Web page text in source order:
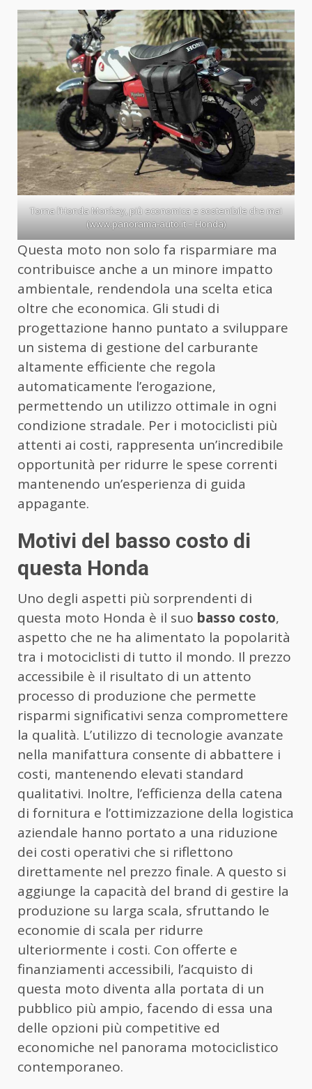
Torna l’Honda Monkey, più economica e sostenibile che mai
(www.panorama-auto.it – Honda)
Questa moto non solo fa risparmiare ma
contribuisce anche a un minore impatto
ambientale, rendendola una scelta etica
oltre che economica. Gli studi di
progettazione hanno puntato a sviluppare
un sistema di gestione del carburante
altamente efficiente che regola
automaticamente l’erogazione,
permettendo un utilizzo ottimale in ogni
condizione stradale. Per i motociclisti più
attenti ai costi, rappresenta un’incredibile
opportunità per ridurre le spese correnti
mantenendo un’esperienza di guida
appagante.
Motivi del basso costo di
questa Honda
Uno degli aspetti più sorprendenti di
questa moto Honda è il suo basso costo,
aspetto che ne ha alimentato la popolarità
tra i motociclisti di tutto il mondo. Il prezzo
accessibile è il risultato di un attento
processo di produzione che permette
risparmi significativi senza compromettere
la qualità. L’utilizzo di tecnologie avanzate
nella manifattura consente di abbattere i
costi, mantenendo elevati standard
qualitativi. Inoltre, l’efficienza della catena
di fornitura e l’ottimizzazione della logistica
aziendale hanno portato a una riduzione
dei costi operativi che si riflettono
direttamente nel prezzo finale. A questo si
aggiunge la capacità del brand di gestire la
produzione su larga scala, sfruttando le
economie di scala per ridurre
ulteriormente i costi. Con offerte e
finanziamenti accessibili, l’acquisto di
questa moto diventa alla portata di un
pubblico più ampio, facendo di essa una
delle opzioni più competitive ed
economiche nel panorama motociclistico
contemporaneo.